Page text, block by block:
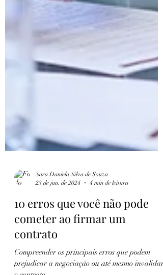
Sara Daniela Silva de Souza
23 de jun. de 2024
4 min de leitura